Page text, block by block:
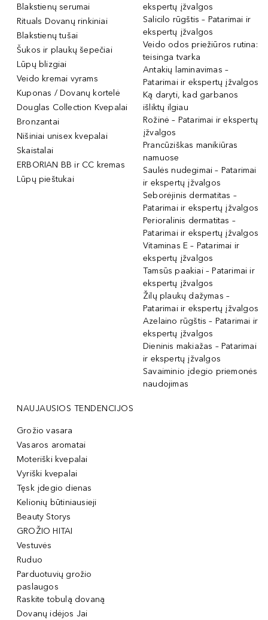
Blakstienų serumai
Rituals Dovanų rinkiniai
Blakstienų tušai
Šukos ir plaukų šepečiai
Lūpų blizgiai
Veido kremai vyrams
Kuponas / Dovanų kortelė
Douglas Collection Kvepalai
Bronzantai
Nišiniai unisex kvepalai
Skaistalai
ERBORIAN BB ir CC kremas
Lūpų pieštukai
ekspertų įžvalgos
Salicilo rūgštis – Patarimai ir
ekspertų įžvalgos
Veido odos priežiūros rutina:
teisinga tvarka
Antakių laminavimas –
Patarimai ir ekspertų įžvalgos
Ką daryti, kad garbanos
išliktų ilgiau
Rožinė – Patarimai ir ekspertų
įžvalgos
Prancūziškas manikiūras
namuose
Saulės nudegimai – Patarimai
ir ekspertų įžvalgos
Seborėjinis dermatitas –
Patarimai ir ekspertų įžvalgos
Perioralinis dermatitas –
Patarimai ir ekspertų įžvalgos
Vitaminas E – Patarimai ir
ekspertų įžvalgos
Tamsūs paakiai – Patarimai ir
ekspertų įžvalgos
Žilų plaukų dažymas –
Patarimai ir ekspertų įžvalgos
Azelaino rūgštis – Patarimai ir
ekspertų įžvalgos
Dieninis makiažas – Patarimai
ir ekspertų įžvalgos
Savaiminio įdegio priemonės
naudojimas
NAUJAUSIOS TENDENCIJOS
Grožio vasara
Vasaros aromatai
Moteriški kvepalai
Vyriški kvepalai
Tęsk įdegio dienas
Kelionių būtiniausieji
Beauty Storys
GROŽIO HITAI
Vestuvės
Ruduo
Parduotuvių grožio
paslaugos
Raskite tobulą dovaną
Dovanų idėjos Jai